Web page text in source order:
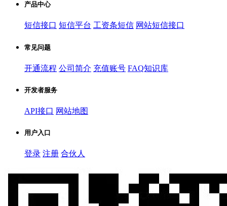
产品中心
短信接口 短信平台 工资条短信 网站短信接口
常见问题
开通流程 公司简介 充值账号 FAQ知识库
开发者服务
API接口 网站地图
用户入口
登录 注册 合伙人